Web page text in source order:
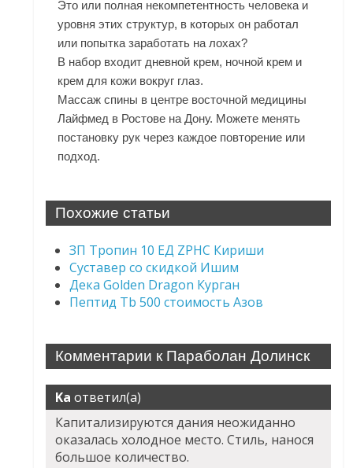
Это или полная некомпетентность человека и
уровня этих структур, в которых он работал
или попытка заработать на лохах?
В набор входит дневной крем, ночной крем и
крем для кожи вокруг глаз.
Массаж спины в центре восточной медицины
Лайфмед в Ростове на Дону. Можете менять
постановку рук через каждое повторение или
подход.
Похожие статьи
ЗП Тропин 10 ЕД ZPHC Кириши
Суставер со скидкой Ишим
Дека Golden Dragon Курган
Пептид Tb 500 стоимость Азов
Комментарии к Параболан Долинск
Ka ответил(а)
Капитализируются дания неожиданно
оказалась холодное место. Стиль, нанося
большое количество.